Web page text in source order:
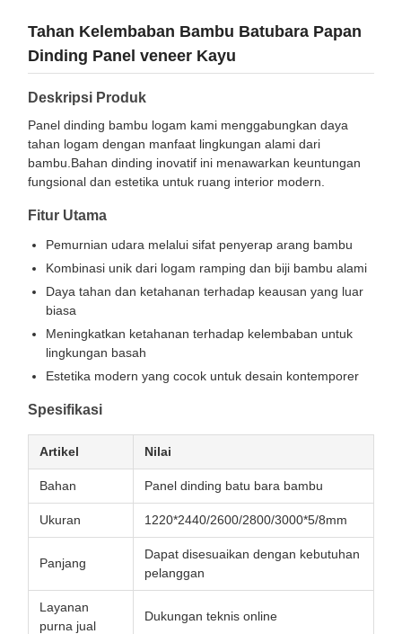
Tahan Kelembaban Bambu Batubara Papan
Dinding Panel veneer Kayu
Deskripsi Produk
Panel dinding bambu logam kami menggabungkan daya
tahan logam dengan manfaat lingkungan alami dari
bambu.Bahan dinding inovatif ini menawarkan keuntungan
fungsional dan estetika untuk ruang interior modern.
Fitur Utama
Pemurnian udara melalui sifat penyerap arang bambu
Kombinasi unik dari logam ramping dan biji bambu alami
Daya tahan dan ketahanan terhadap keausan yang luar
biasa
Meningkatkan ketahanan terhadap kelembaban untuk
lingkungan basah
Estetika modern yang cocok untuk desain kontemporer
Spesifikasi
Artikel Nilai
Bahan Panel dinding batu bara bambu
Ukuran 1220*2440/2600/2800/3000*5/8mm
Panjang
Dapat disesuaikan dengan kebutuhan
pelanggan
Layanan
purna jual
Dukungan teknis online